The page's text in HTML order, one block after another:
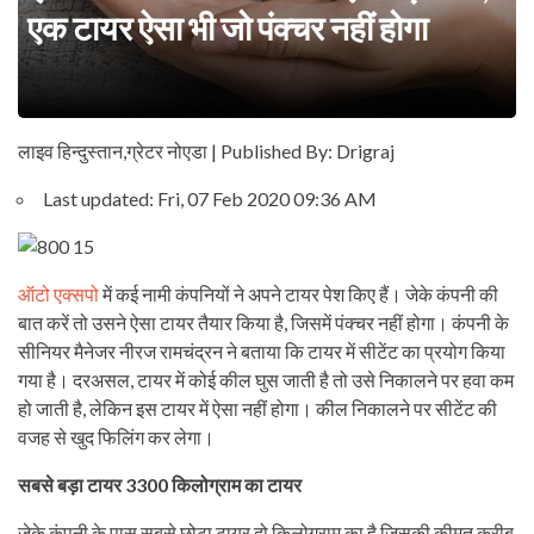
एक टायर ऐसा भी जो पंक्चर नहीं होगा
लाइव हिन्दुस्तान,ग्रेटर नोएडा | Published By: Drigraj
Last updated: Fri, 07 Feb 2020 09:36 AM
ऑटो एक्सपोमें कई नामी कंपनियों ने अपने टायर पेश किए हैं। जेके कंपनी की
बात करें तो उसने ऐसा टायर तैयार किया है, जिसमें पंक्चर नहीं होगा। कंपनी के
सीनियर मैनेजर नीरज रामचंद्रन ने बताया कि टायर में सीटेंट का प्रयोग किया
गया है। दरअसल, टायर में कोई कील घुस जाती है तो उसे निकालने पर हवा कम
हो जाती है, लेकिन इस टायर में ऐसा नहीं होगा। कील निकालने पर सीटेंट की
वजह से खुद फिलिंग कर लेगा।
सबसे बड़ा टायर 3300 किलोग्राम का टायर